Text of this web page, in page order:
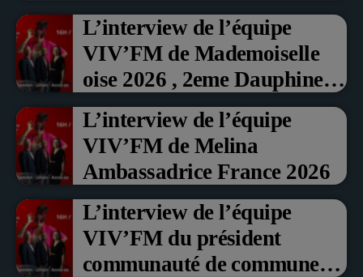
L’interview de l’équipe
VIV’FM de Mademoiselle
oise 2026 , 2eme Dauphine et
Prix du Public , Marche aux
fruits rouge Noyon 2026
L’interview de l’équipe
VIV’FM de Melina
Ambassadrice France 2026
L’interview de l’équipe
VIV’FM du président
communauté de communes